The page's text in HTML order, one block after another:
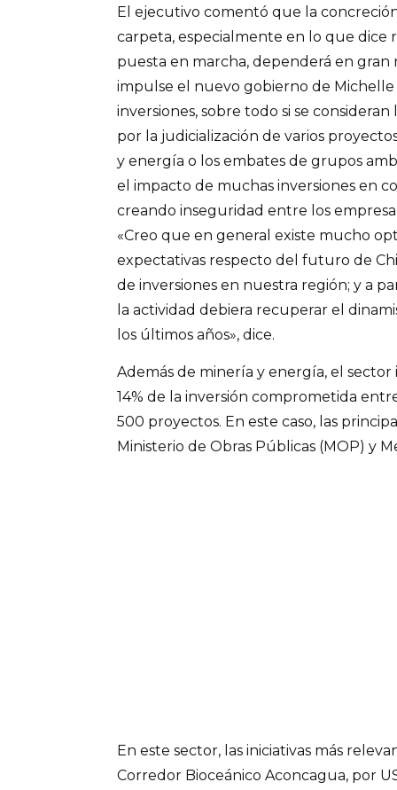
El ejecutivo comentó que la
carpeta, especialmente en lo que dice
puesta en marcha, dependerá en
impulse el nuevo gobierno de
inversiones, sobre todo si se
por la judicialización de varios
y energía o los embates de grupos
el impacto de muchas inversiones en
creando inseguridad entre los
«Creo que en general existe mucho
expectativas respecto del futuro de
de inversiones en nuestra región; y a
la actividad debiera recuperar el
los últimos años», dice.
Además de minería y energía, el
14% de la inversión comprometida
500 proyectos. En este caso, las
Ministerio de Obras Públicas (MOP) y
En este sector, las iniciativas más
Corredor Bioceánico Aconcagua, por